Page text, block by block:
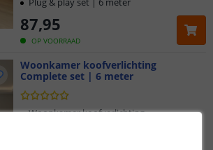
OP VOORRAAD
87,95
Woonkamer koofverlichting
Complete set | 6 meter
Woonkamer koofverlichting